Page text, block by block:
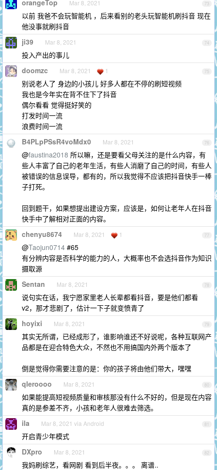
73
orangeTop Mar 8, 2021
以前 我爸不会玩智能机 ，后来看别的老头玩智能机刷抖音 现在
他没事就刷抖音
74
ji39 Mar 8, 2021
投入产出的事儿
75
doomzc Mar 8, 2021 1
别说老人了 身边的小孩儿 好多人都在不停的刷短视频
我也是今年实在背不住下了抖音
偶尔看看 觉得挺好笑的
打发时间一流
浪费时间一流
76
B4PLpPSsR4voMdx0 Mar 8, 2021
@faustina2018 所以嘛，还是要看父母关注的是什么内容，有
些人丰富了自己的老年生活，有些人消磨了自己的时间，有些人
被错误的信息误导，都有的，所以我觉得不应该把抖音快手一棒
子打死。
回到题干，如果想提出建设方案，应该是，如何让老年人在抖音
快手中了解相对正面的内容。
77
chenyu8674 Mar 8, 2021 1
@Taojun0714 #65
有分辨内容是否科学的能力的人，大概率也不会选抖音作为知识
摄取源
78
Sentan Mar 8, 2021
说句实在话，我宁愿家里老人长辈都看抖音，要是他们都看
v2，那才悲剧了，估计一下子就变愤青了
79
hoyixi Mar 8, 2021
其实无所谓，已经成形了，谁影响谁还不好说呢，各种互联网产
品都是在迎合特色大众，不然也不用搞国内外两个版本了
倒是觉得你需要注意的是：你的孩子将由他们带大，嘿嘿
80
qleroooo Mar 8, 2021
如果能提高短视频质量和审核那没有什么不好的，但是现在内容
真的是参差不齐，小孩和老年人很难去筛选。
81
ila Mar 8, 2021 via Android
开启青少年模式
82
DXpro Mar 8, 2021
我妈刷综艺，看网剧 看到后半夜。。。 离谱..